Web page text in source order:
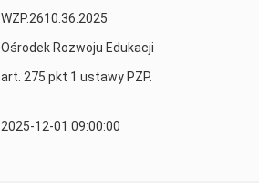
WZP.2610.36.2025
Ośrodek Rozwoju Edukacji
art. 275 pkt 1 ustawy PZP.
2025-12-01 09:00:00